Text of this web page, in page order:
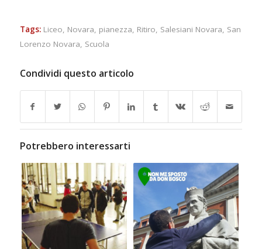
Tags: Liceo, Novara, pianezza, Ritiro, Salesiani Novara, San
Lorenzo Novara, Scuola
Condividi questo articolo
Potrebbero interessarti